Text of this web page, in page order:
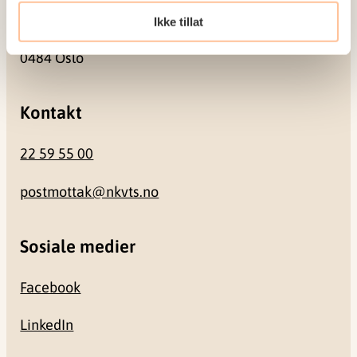
Ikke tillat
0484 Oslo
Kontakt
22 59 55 00
postmottak@nkvts.no
Sosiale medier
Facebook
LinkedIn